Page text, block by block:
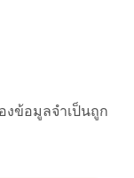
งข้อมูลจำเป็นถูก